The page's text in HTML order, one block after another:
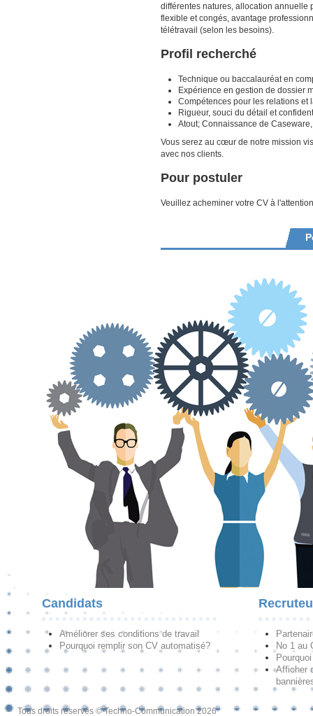
différentes natures, allocation annuelle
flexible et congés, avantage
télétravail (selon les besoins).
Profil recherché
Technique ou baccalauréat en
Expérience en gestion de dossier
Compétences pour les relations et
Rigueur, souci du détail et
Atout; Connaissance de
Vous serez au cœur de notre mission
avec nos clients.
Pour postuler
Veuillez acheminer votre CV à
Candidats
Améliorer ses conditions de travail
Pourquoi remplir son CV automatisé?
No 1 au
Afficher
Tous droits réservés © Techno-Communication 2026